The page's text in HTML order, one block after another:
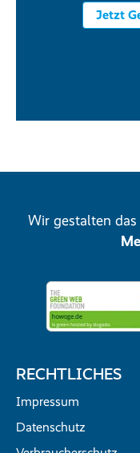
Jetzt
Wir gestalten
RECHTLICHES
Impressum
Datenschutz